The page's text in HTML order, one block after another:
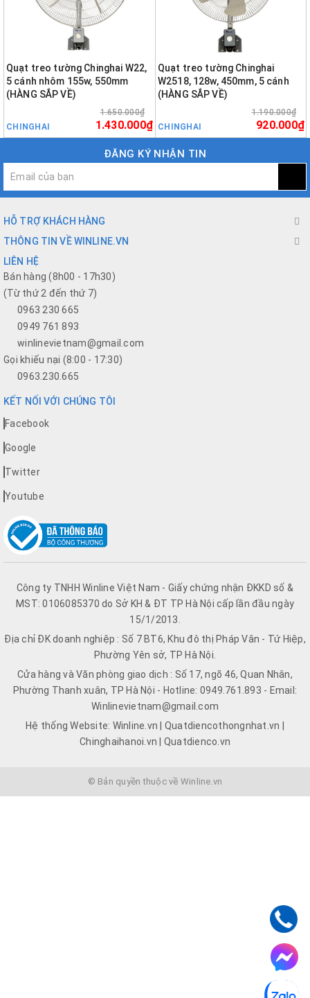
Quạt treo tường Chinghai W22,
5 cánh nhôm 155w, 550mm
(HÀNG SẮP VỀ)
CHINGHAI
1.650.000₫
1.430.000₫
Quạt treo tường Chinghai
W2518, 128w, 450mm, 5 cánh
(HÀNG SẮP VỀ)
CHINGHAI
1.190.000₫
920.000₫
ĐĂNG KÝ NHẬN TIN
HỖ TRỢ KHÁCH HÀNG
THÔNG TIN VỀ WINLINE.VN
LIÊN HỆ
Bán hàng (8h00 - 17h30)
(Từ thứ 2 đến thứ 7)
0963 230 665
0949 761 893
winlinevietnam@gmail.com
Gọi khiếu nại (8:00 - 17:30)
0963.230.665
KẾT NỐI VỚI CHÚNG TÔI
Facebook
Google
Twitter
Youtube
Công ty TNHH Winline Việt Nam - Giấy chứng nhận ĐKKD số &
MST: 0106085370 do Sở KH & ĐT TP Hà Nội cấp lần đầu ngày
15/1/2013.
Địa chỉ ĐK doanh nghiệp : Số 7 BT6, Khu đô thị Pháp Vân - Tứ Hiệp,
Phường Yên sở, TP Hà Nội.
Cửa hàng và Văn phòng giao dịch : Số 17, ngõ 46, Quan Nhân,
Phường Thanh xuân, TP Hà Nội - Hotline: 0949.761.893 - Email:
Winlinevietnam@gmail.com
Hệ thống Website: Winline.vn | Quatdiencothongnhat.vn |
Chinghaihanoi.vn | Quatdienco.vn
© Bản quyền thuộc về Winline.vn